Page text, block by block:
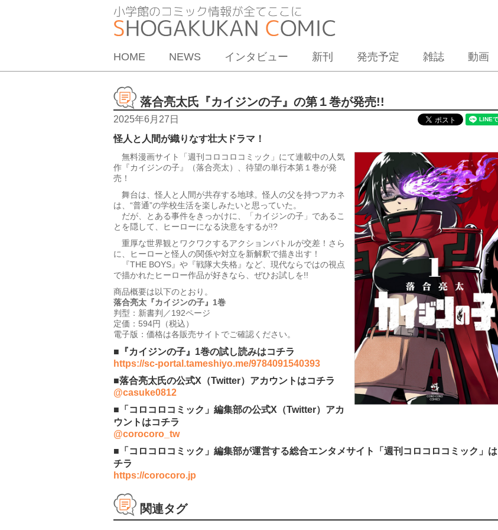
HOME NEWS インタビュー 新刊 発売予定 雑誌 動画
落合亮太氏『カイジンの子』の第１巻が発売!!
2025年6月27日
怪人と人間が織りなす壮大ドラマ！
無料漫画サイト「週刊コロコロコミック」にて連載中の人気
作『カイジンの子』（落合亮太）、待望の単行本第１巻が発
売！
舞台は、怪人と人間が共存する地球。怪人の父を持つアカネ
は、“普通”の学校生活を楽しみたいと思っていた。
だが、とある事件をきっかけに、「カイジンの子」であるこ
とを隠して、ヒーローになる決意をするが!?
重厚な世界観とワクワクするアクションバトルが交差！さら
に、ヒーローと怪人の関係や対立を新解釈で描き出す！
『THE BOYS』や『戦隊大失格』など、現代ならではの視点
で描かれたヒーロー作品が好きなら、ぜひお試しを!!
商品概要は以下のとおり。
落合亮太『カイジンの子』1巻
判型：新書判／192ページ
定価：594円（税込）
電子版：価格は各販売サイトでご確認ください。
■『カイジンの子』1巻の試し読みはコチラ
https://sc-portal.tameshiyo.me/9784091540393
■落合亮太氏の公式X（Twitter）アカウントはコチラ
@casuke0812
■「コロコロコミック」編集部の公式X（Twitter）アカ
ウントはコチラ
@corocoro_tw
■「コロコロコミック」編集部が運営する総合エンタメサイト「週刊コロコロコミック」は
チラ
https://corocoro.jp
関連タグ